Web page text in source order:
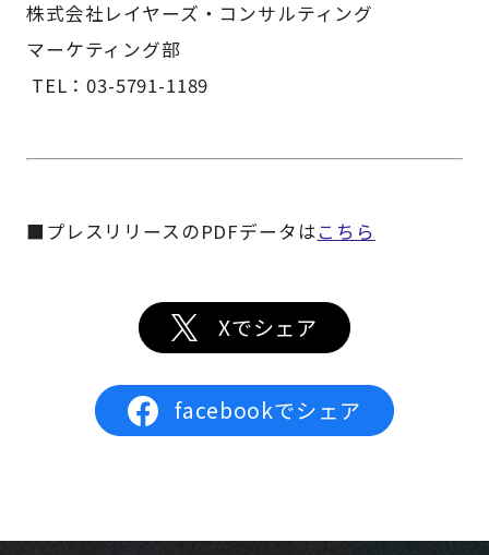
株式会社レイヤーズ・コンサルティング
マーケティング部
TEL：03-5791-1189
■プレスリリースのPDFデータはこちら
Xでシェア
facebookでシェア